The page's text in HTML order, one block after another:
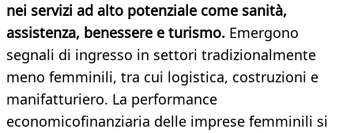
nei servizi ad alto potenziale come sanità,
assistenza, benessere e turismo. Emergono
segnali di ingresso in settori tradizionalmente
meno femminili, tra cui logistica, costruzioni e
manifatturiero. La performance
economicofinanziaria delle imprese femminili si